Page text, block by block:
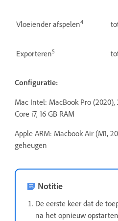
Vloeiender afspelen4
Exporteren5
Configuratie:
Mac Intel: MacBook Pro (2020),
Core i7, 16 GB RAM
Apple ARM: Macbook Air (M1,
geheugen
Notitie
De eerste keer dat de
na het opnieuw